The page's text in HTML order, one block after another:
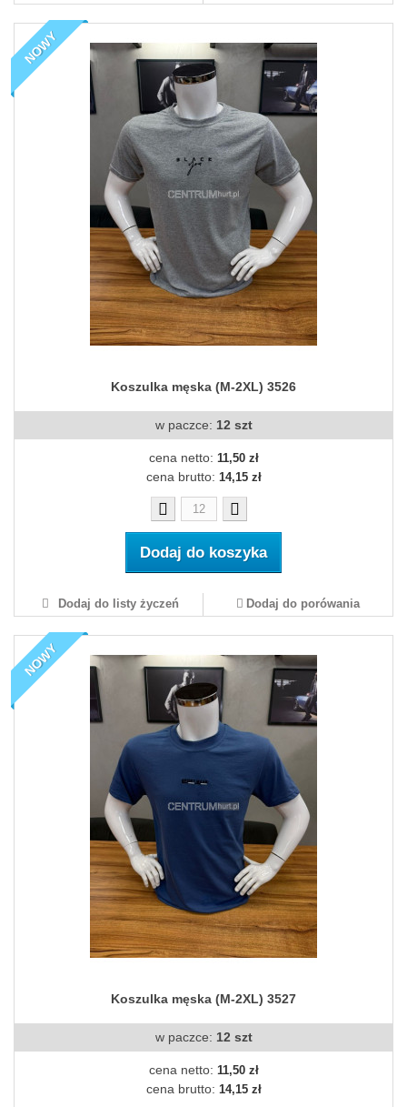
NOWY
Koszulka męska (M-2XL) 3526
w paczce: 12 szt
cena netto: 11,50 zł
cena brutto: 14,15 zł
Dodaj do koszyka
Dodaj do listy życzeń Dodaj do porówania
NOWY
Koszulka męska (M-2XL) 3527
w paczce: 12 szt
cena netto: 11,50 zł
cena brutto: 14,15 zł